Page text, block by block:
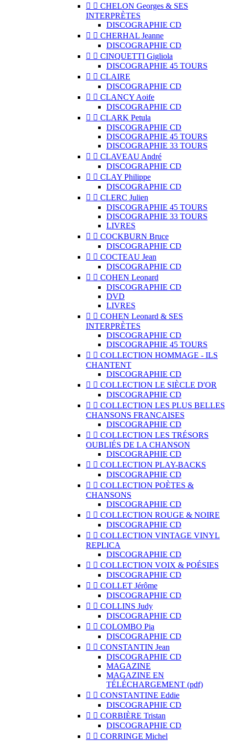
  CHELON Georges & SES
INTERPRÈTES
DISCOGRAPHIE CD
  CHERHAL Jeanne
DISCOGRAPHIE CD
  CINQUETTI Gigliola
DISCOGRAPHIE 45 TOURS
  CLAIRE
DISCOGRAPHIE CD
  CLANCY Aoife
DISCOGRAPHIE CD
  CLARK Petula
DISCOGRAPHIE CD
DISCOGRAPHIE 45 TOURS
DISCOGRAPHIE 33 TOURS
  CLAVEAU André
DISCOGRAPHIE CD
  CLAY Philippe
DISCOGRAPHIE CD
  CLERC Julien
DISCOGRAPHIE 45 TOURS
DISCOGRAPHIE 33 TOURS
LIVRES
  COCKBURN Bruce
DISCOGRAPHIE CD
  COCTEAU Jean
DISCOGRAPHIE CD
  COHEN Leonard
DISCOGRAPHIE CD
DVD
LIVRES
  COHEN Leonard & SES
INTERPRÈTES
DISCOGRAPHIE CD
DISCOGRAPHIE 45 TOURS
  COLLECTION HOMMAGE - ILS
CHANTENT
DISCOGRAPHIE CD
  COLLECTION LE SIÈCLE D'OR
DISCOGRAPHIE CD
  COLLECTION LES PLUS BELLES
CHANSONS FRANÇAISES
DISCOGRAPHIE CD
  COLLECTION LES TRÉSORS
OUBLIÉS DE LA CHANSON
DISCOGRAPHIE CD
  COLLECTION PLAY-BACKS
DISCOGRAPHIE CD
  COLLECTION POÈTES &
CHANSONS
DISCOGRAPHIE CD
  COLLECTION ROUGE & NOIRE
DISCOGRAPHIE CD
  COLLECTION VINTAGE VINYL
REPLICA
DISCOGRAPHIE CD
  COLLECTION VOIX & POÉSIES
DISCOGRAPHIE CD
  COLLET Jérôme
DISCOGRAPHIE CD
  COLLINS Judy
DISCOGRAPHIE CD
  COLOMBO Pia
DISCOGRAPHIE CD
  CONSTANTIN Jean
DISCOGRAPHIE CD
MAGAZINE
MAGAZINE EN
TÉLÉCHARGEMENT (pdf)
  CONSTANTINE Eddie
DISCOGRAPHIE CD
  CORBIÈRE Tristan
DISCOGRAPHIE CD
  CORRINGE Michel